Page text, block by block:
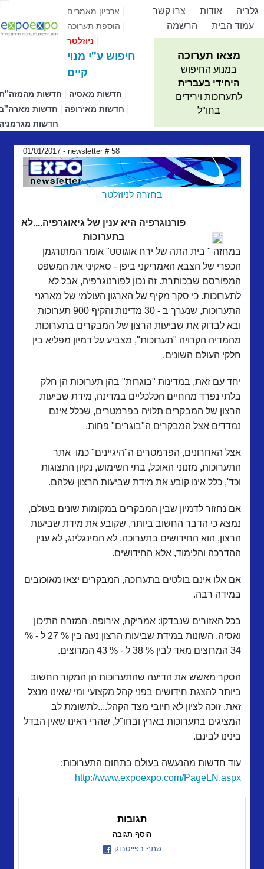
ארכיון מאמרים|
הוספת תערוכה
ניוזלטר
חיפוש ע"י מנוי
קיים
חדשות חדשות מאסיה
חדשות חדשות מאירופה
חדשות
צרו קשר אודות
גלריה
הרשמה
עמוד הבית
מצאו תערוכה
במנוע החיפוש
היחידי בעברית
לתערוכות וירידים
בחו"ל
01/01/2017 - newsletter # 58
בחזרה לניוזלטר
פורנוגרפיה היא ענין של גיאוגרפיה....לא
בתערוכות
במחזה " בית התה של ירח אוגוסט" אומר המתורגמן
הכפרי של הצבא האמריקני ביפן - סאקיני את המשפט
המפורסם שבכותרת. זה נכון לפורנוגרפיה, אבל לא
לתערוכות. כי סקר מקיף של הארגון העולמי של מארגני
התערוכות, שנערך ב - 30 מדינות והקיף 900 תערוכות
ובא לבדוק את שביעות הרצון של המבקרים בתערוכות
מהמדיה הקרויה "תערוכות", מצביע על דמיון מפליא בין
חלקי העולם השונים.
יחד עם זאת, במדינות "בוגרות" בהן תערוכות הן חלק
בלתי נפרד מהחיים הכלכליים במדינה, מידת שביעות
הרצון של המבקרים תלויה בפרמטרים, שכלל אינם
נמדדים אצל המבקרים ה"בוגרים" פחות.
אצל האחרונים, הפרמטרים ה"היגיינים" כמו אתר
התערוכות, מזנוני האוכל, בתי השימוש, נקיון התצוגות
וכד', כלל אינו קובע את מידת שביעות הרצון שלהם.
אם נחזור לדמיון שבין המבקרים במקומות שונים בעולם,
נמצא כי הדבר החשוב ביותר, שקובע את מידת שביעות
הרצון, הוא החידושים בתערוכה. לא המינגלינג, לא ענין
ההדרכה והלימוד, אלא החידושים.
אם אלו אינם בולטים בתערוכה, המבקרים יצאו מאוכזבים
במידה רבה.
בכל האזורים שנבדקו: אמריקה, אירופה, המזרח התיכון
ואסיה, השונות במידת שביעות הרצון נעה בין % 27 ל - %
34 המרוצים מאד לבין % 38 ל - % 43 המרוצים.
הסקר מאשש את הדיעה שהתערוכות הן המקור החשוב
ביותר להצגת חידושים בפני קהל מקצועי ומי שאינו מנצל
זאת, זוכה לציון לא חיובי מצד הקהל....לתשומת לב
המציגים בתערוכות בארץ ובחו"ל, שהרי ראינו שאין הבדל
בינינו לבינם.
עוד חדשות מהנעשה בעולם בתחום התערוכות:
http://www.expoexpo.com/PageLN.aspx
תגובות
הוסף תגובה
שתף בפייסבוק